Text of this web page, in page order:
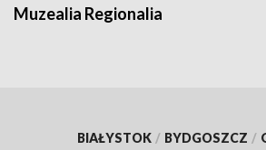
Muzealia Regionalia
BIAŁYSTOK / BYDGOSZCZ /